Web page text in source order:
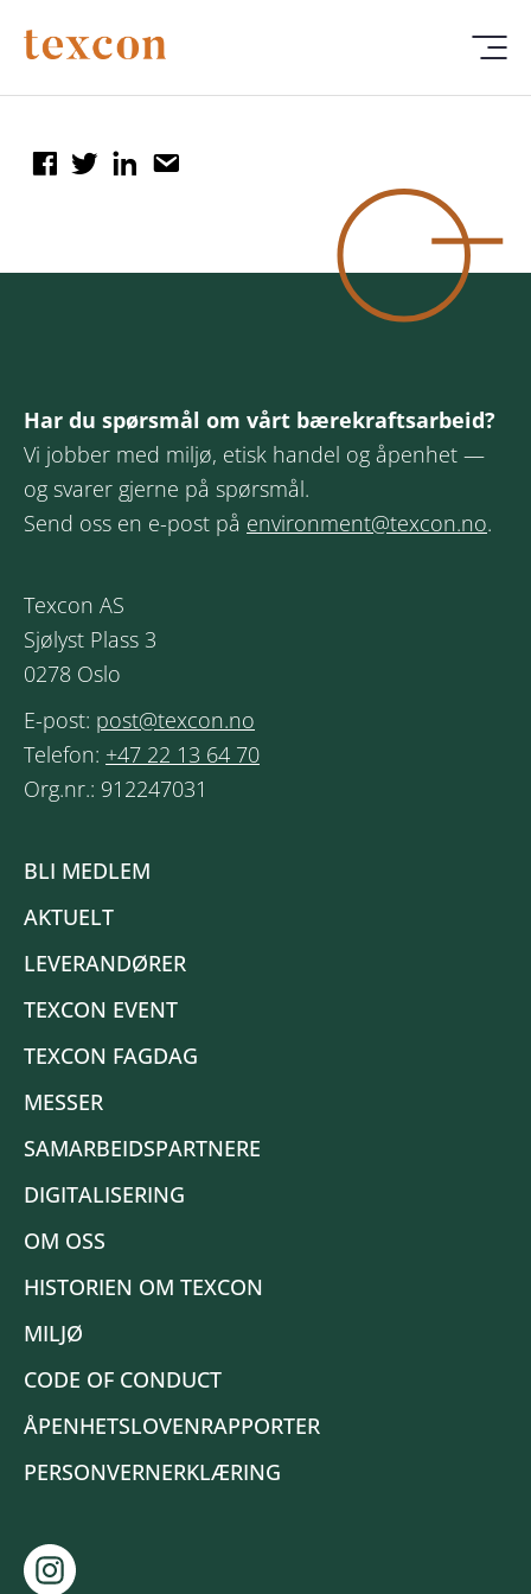
Har du spørsmål om vårt bærekraftsarbeid?
Vi jobber med miljø, etisk handel og åpenhet —
og svarer gjerne på spørsmål.
Send oss en e-post på environment@texcon.no.
Texcon AS
Sjølyst Plass 3
0278 Oslo
E-post: post@texcon.no
Telefon: +47 22 13 64 70
Org.nr.: 912247031
BLI MEDLEM
AKTUELT
LEVERANDØRER
TEXCON EVENT
TEXCON FAGDAG
MESSER
SAMARBEIDSPARTNERE
DIGITALISERING
OM OSS
HISTORIEN OM TEXCON
MILJØ
CODE OF CONDUCT
ÅPENHETSLOVENRAPPORTER
PERSONVERNERKLÆRING